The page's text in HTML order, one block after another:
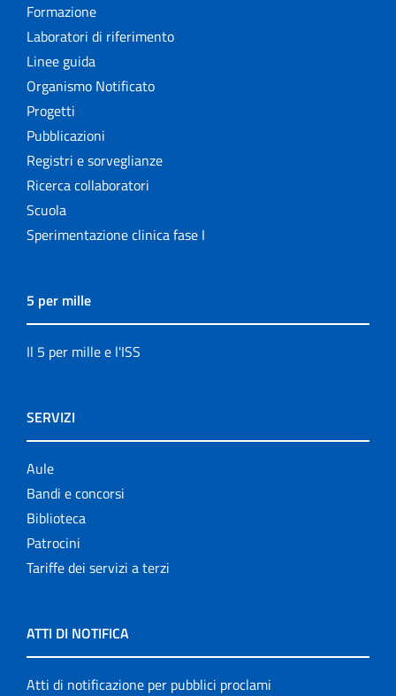
Formazione
Laboratori di riferimento
Linee guida
Organismo Notificato
Progetti
Pubblicazioni
Registri e sorveglianze
Ricerca collaboratori
Scuola
Sperimentazione clinica fase I
5 per mille
Il 5 per mille e l'ISS
SERVIZI
Aule
Bandi e concorsi
Biblioteca
Patrocini
Tariffe dei servizi a terzi
ATTI DI NOTIFICA
Atti di notificazione per pubblici proclami